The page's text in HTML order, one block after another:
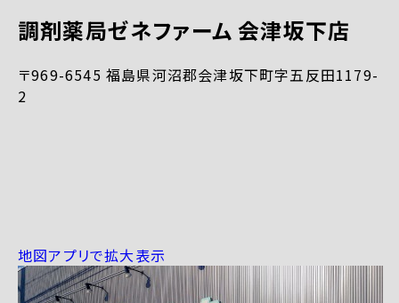
調剤薬局ゼネファーム 会津坂下店
〒969-6545 福島県河沼郡会津坂下町字五反田1179-
2
地図アプリで拡大表示